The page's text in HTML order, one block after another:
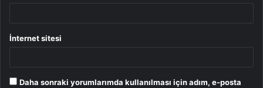
İnternet sitesi
Daha sonraki yorumlarımda kullanılması için adım, e-posta